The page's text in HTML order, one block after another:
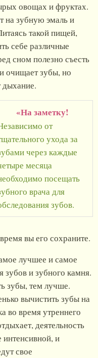
овощах и фруктах.
на зубную эмаль и
такой пищей,
себе различные
сном полезно съесть
очищает зубы, но
дыхание.
«На заметку!
от
ухода за
через каждые
месяца
посещать
врача для
зубов.
вы его сохраните.
лучшее и самое
зубов и зубного камня.
зубы, тем лучше.
вычистить зубы на
во время утреннего
деятельность
и
свое